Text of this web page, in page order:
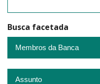
Busca facetada
Membros da Banca
Assunto